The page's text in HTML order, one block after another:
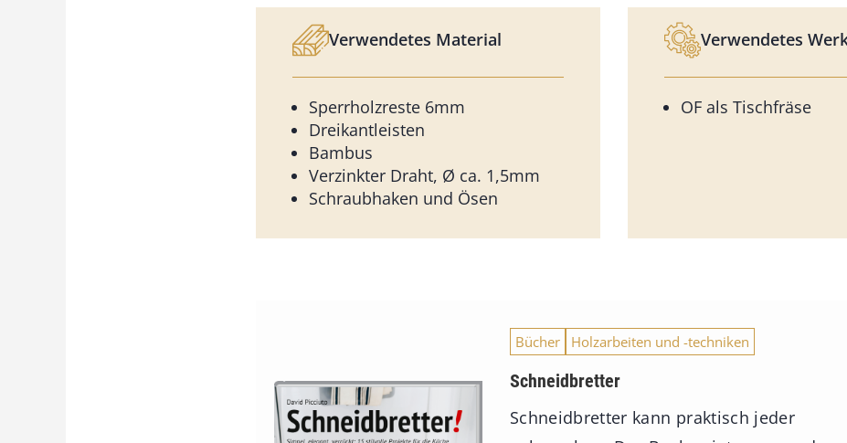
Verwendetes Material
Sperrholzreste 6mm
Dreikantleisten
Bambus
Verzinkter Draht, Ø ca. 1,5mm
Schraubhaken und Ösen
Verwendetes
OF als Tischfräse
Bücher Holzarbeiten und -techniken
Schneidbretter
Schneidbretter kann praktisch jeder